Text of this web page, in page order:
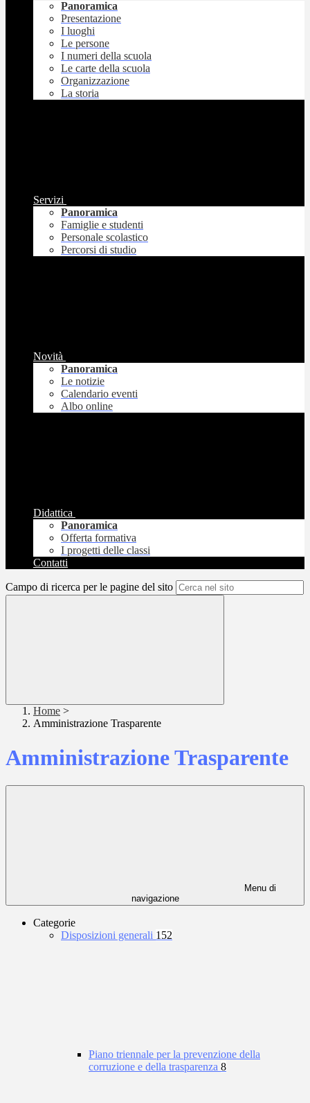
Panoramica
Presentazione
I luoghi
Le persone
I numeri della scuola
Le carte della scuola
Organizzazione
La storia
Servizi
Panoramica
Famiglie e studenti
Personale scolastico
Percorsi di studio
Novità
Panoramica
Le notizie
Calendario eventi
Albo online
Didattica
Panoramica
Offerta formativa
I progetti delle classi
Contatti
Campo di ricerca per le pagine del sito
Home >
Amministrazione Trasparente
Amministrazione Trasparente
Menu di
navigazione
Categorie
Disposizioni generali 152
Piano triennale per la prevenzione della
corruzione e della trasparenza 8